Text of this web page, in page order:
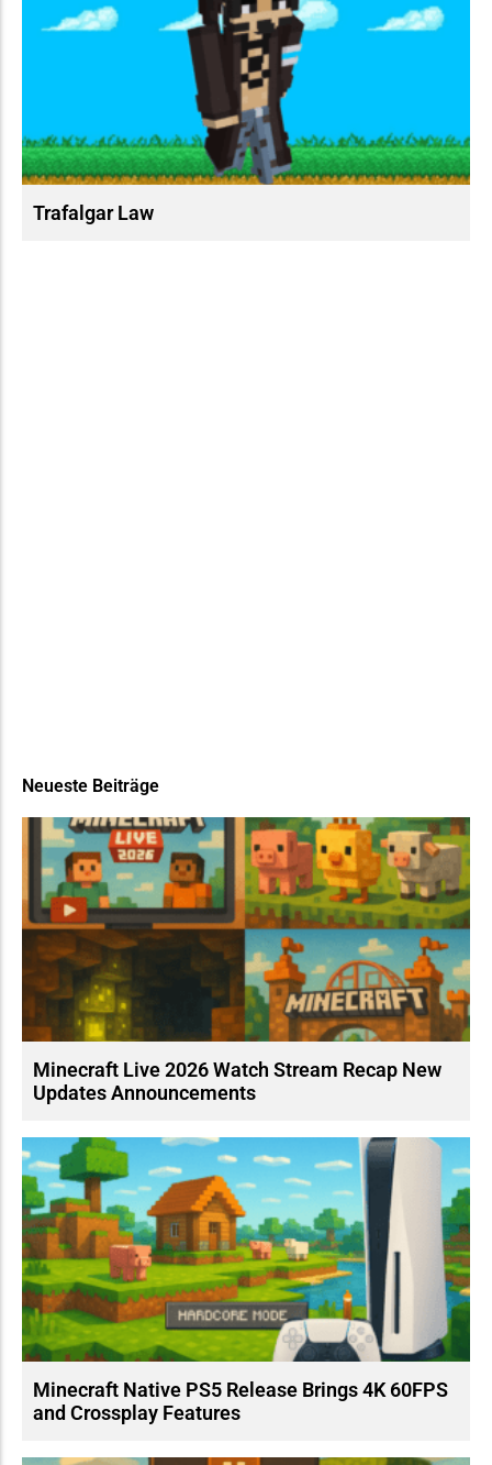
Trafalgar Law
Neueste Beiträge
Minecraft Live 2026 Watch Stream Recap New
Updates Announcements
Minecraft Native PS5 Release Brings 4K 60FPS
and Crossplay Features